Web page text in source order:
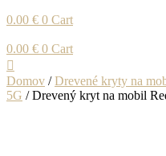
0.00 € 0 Cart
0.00 € 0 Cart
Domov /Drevené kryty na
5G / Drevený kryt na mobil